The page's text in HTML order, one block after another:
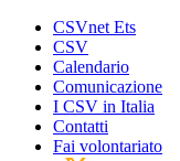
CSVnet Ets
CSV
Calendario
Comunicazione
I CSV in Italia
Contatti
Fai volontariato